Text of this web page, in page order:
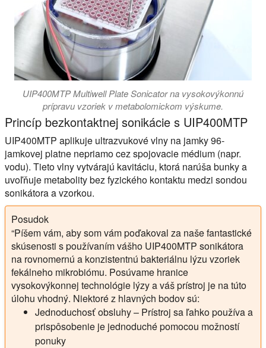
UIP400MTP Multiwell Plate Sonicator na vysokovýkonnú
prípravu vzoriek v metabolomickom výskume.
Princíp bezkontaktnej sonikácie s UIP400MTP
UIP400MTP aplikuje ultrazvukové vlny na jamky 96-
jamkovej platne nepriamo cez spojovacie médium (napr.
vodu). Tieto vlny vytvárajú kavitáciu, ktorá narúša bunky a
uvoľňuje metabolity bez fyzického kontaktu medzi sondou
sonikátora a vzorkou.
Posudok
“Píšem vám, aby som vám poďakoval za naše fantastické
skúsenosti s používaním vášho UIP400MTP sonikátora
na rovnomernú a konzistentnú bakteriálnu lýzu vzoriek
fekálneho mikrobiómu. Posúvame hranice
vysokovýkonnej technológie lýzy a váš prístroj je na túto
úlohu vhodný. Niektoré z hlavných bodov sú:
Jednoduchosť obsluhy – Prístroj sa ľahko používa a
prispôsobenie je jednoduché pomocou možností
ponuky